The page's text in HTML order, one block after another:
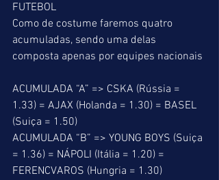
FUTEBOL
Como de costume faremos quatro
acumuladas, sendo uma delas
composta apenas por equipes nacionais
ACUMULADA “A” => CSKA (Rússia =
1.33) = AJAX (Holanda = 1.30) = BASEL
(Suiça = 1.50)
ACUMULADA “B” => YOUNG BOYS (Suiça
= 1.36) = NÁPOLI (Itália = 1.20) =
FERENCVAROS (Hungria = 1.30)